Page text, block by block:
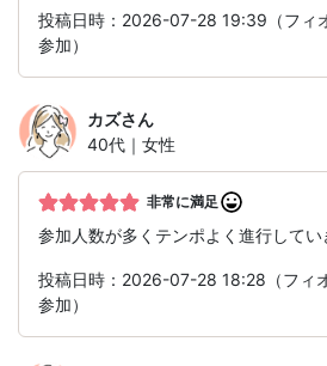
投稿日時：2026-07-28 19:39（フィ
参加）
カズさん
40代｜女性
非常に満足
参加人数が多くテンポよく進行してい
投稿日時：2026-07-28 18:28（フィ
参加）